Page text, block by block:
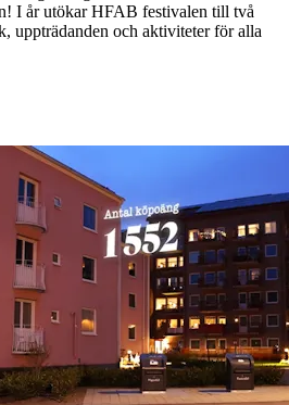
I år utökarHFAB festivalen till två
uppträdanden och aktiviteter för alla